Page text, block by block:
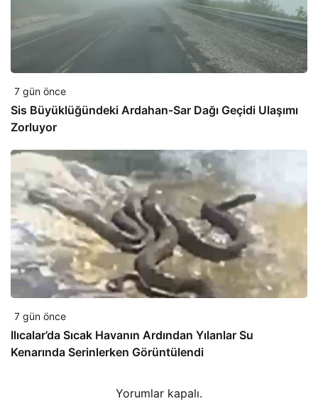
7 gün önce
Sis Büyüklüğündeki Ardahan-Sar Dağı Geçidi Ulaşımı
Zorluyor
7 gün önce
Ilıcalar’da Sıcak Havanın Ardından Yılanlar Su
Kenarında Serinlerken Görüntülendi
Yorumlar kapalı.